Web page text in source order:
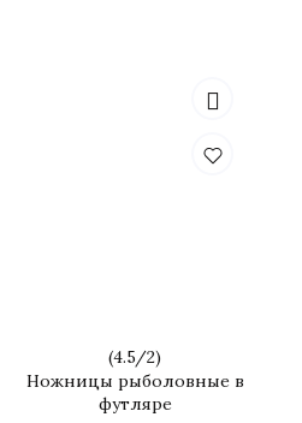
(4.5/2)
Ножницы рыболовные в
футляре